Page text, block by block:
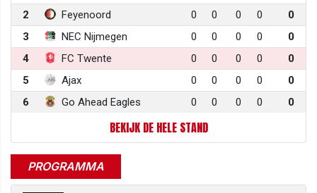
2
Feyenoord 0 0 0 0
0
3
NEC Nijmegen 0 0 0 0
0
4
FC Twente 0 0 0 0
0
5
Ajax 0 0 0 0
0
6
Go Ahead Eagles 0 0 0 0 0
BEKIJK DE HELE STAND
PROGRAMMA